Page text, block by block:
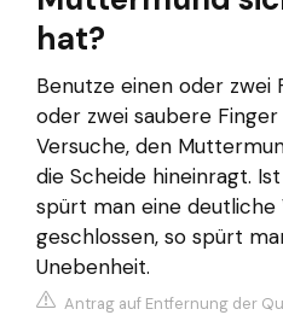
hat?
Benutze einen oder zwei
oder zwei saubere Finger
Versuche, den
die Scheide hineinragt.
spürt man eine deutliche
geschlossen, so spürt
Unebenheit.
Antrag auf Entfernung der